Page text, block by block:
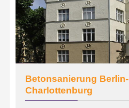
Betonsanierung Berlin-
Charlottenburg